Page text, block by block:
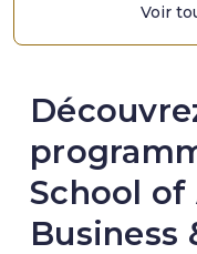
Voir
School of
Business